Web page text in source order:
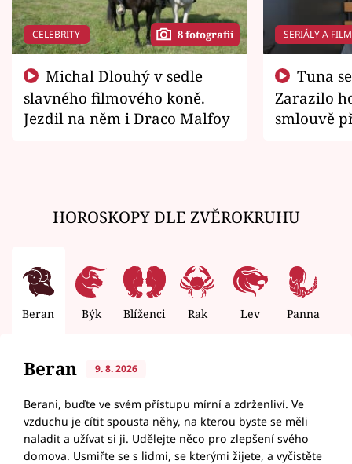
CELEBRITY 8 fotografií
slavného filmového koně.
Jezdil na něm i Draco Malfoy
SERIÁLY A
Zarazilo
smlouvě
HOROSKOPY DLE ZVĚROKRUHU
Beran Býk Blíženci Rak Lev Panna
Beran 9. 8. 2026
Berani, buďte ve svém přístupu mírní a zdrženliví. Ve
vzduchu je cítit spousta něhy, na kterou byste se měli
naladit a užívat si ji. Udělejte něco pro zlepšení svého
domova. Usmiřte se s lidmi, se kterými žijete, a vyčistěte